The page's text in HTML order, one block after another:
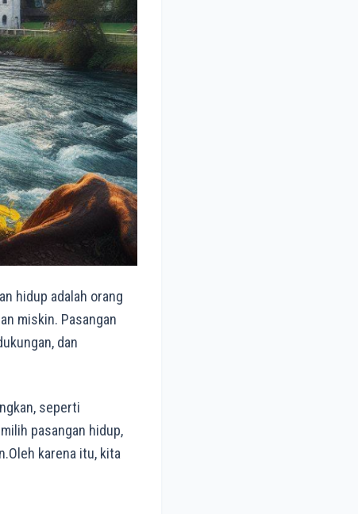
hidup adalah orang
miskin. Pasangan
dan
seperti
pasangan hidup,
karena itu, kita